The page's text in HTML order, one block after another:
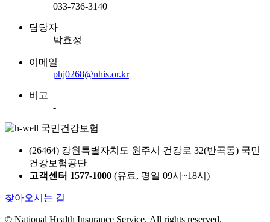
033-736-3140
담당자
박효정
이메일
phj0268@nhis.or.kr
비고
-
(26464) 강원특별자치도 원주시 건강로 32(반곡동) 국민
건강보험공단
고객센터 1577-1000 (유료, 평일 09시~18시)
찾아오시는 길
© National Health Insurance Service. All rights reserved.